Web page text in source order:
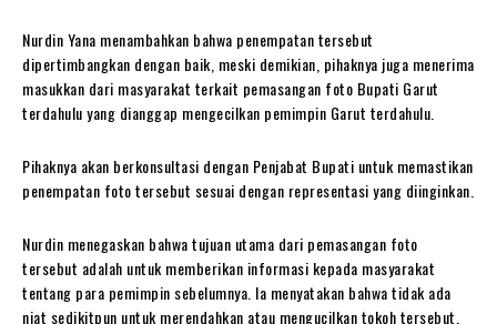
Nurdin Yana menambahkan bahwa penempatan tersebut
dipertimbangkan dengan baik, meski demikian, pihaknya juga menerima
masukkan dari masyarakat terkait pemasangan foto Bupati Garut
terdahulu yang dianggap mengecilkan pemimpin Garut terdahulu.
Pihaknya akan berkonsultasi dengan Penjabat Bupati untuk memastikan
penempatan foto tersebut sesuai dengan representasi yang diinginkan.
Nurdin menegaskan bahwa tujuan utama dari pemasangan foto
tersebut adalah untuk memberikan informasi kepada masyarakat
tentang para pemimpin sebelumnya. Ia menyatakan bahwa tidak ada
niat sedikitpun untuk merendahkan atau mengucilkan tokoh tersebut.